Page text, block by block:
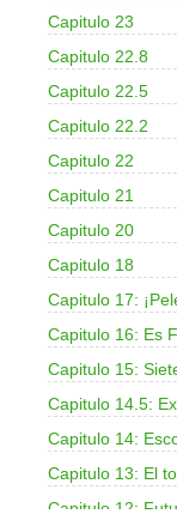
Capitulo 23
Capitulo 22.8
Capitulo 22.5
Capitulo 22.2
Capitulo 22
Capitulo 21
Capitulo 20
Capitulo 18
Capitulo 17:
Capitulo 16: Es
Capitulo 15:
Capitulo 14.5:
Capitulo 14:
Capitulo 13: El
Capitulo 12: